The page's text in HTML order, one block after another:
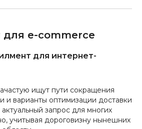
e-commerce
для интернет-
ищут пути сокращения
и варианты оптимизации доставки
запрос для многих
учитывая дороговизну нынешних